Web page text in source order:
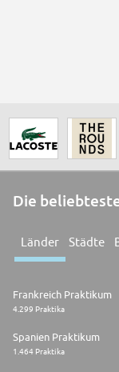
Die
Länder Städte
Frankreich Praktikum
4.299 Praktika
Spanien Praktikum
1.464 Praktika